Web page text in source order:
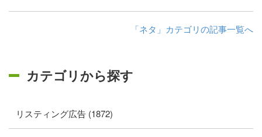
「ネタ」カテゴリの記事一覧へ
カテゴリから探す
リスティング広告 (1872)